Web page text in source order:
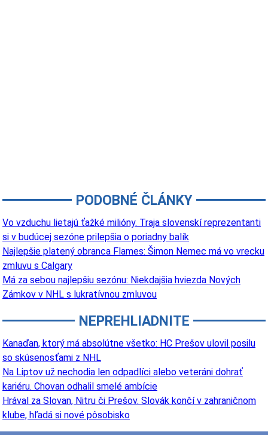
PODOBNÉ ČLÁNKY
Vo vzduchu lietajú ťažké milióny. Traja slovenskí reprezentanti
si v budúcej sezóne prilepšia o poriadny balík
Najlepšie platený obranca Flames: Šimon Nemec má vo vrecku
zmluvu s Calgary
Má za sebou najlepšiu sezónu: Niekdajšia hviezda Nových
Zámkov v NHL s lukratívnou zmluvou
NEPREHLIADNITE
Kanaďan, ktorý má absolútne všetko: HC Prešov ulovil posilu
so skúsenosťami z NHL
Na Liptov už nechodia len odpadlíci alebo veteráni dohrať
kariéru. Chovan odhalil smelé ambície
Hrával za Slovan, Nitru či Prešov. Slovák končí v zahraničnom
klube, hľadá si nové pôsobisko